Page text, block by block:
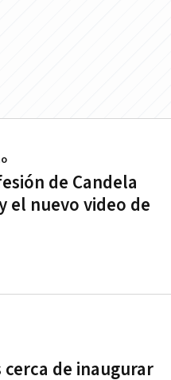
de Candela
el nuevo video de
cerca de inaugurar